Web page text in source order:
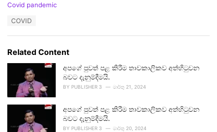
C
o
r
i
Covid pandemic
:
COVID
Related Content
අපගේ පුවත් පළ කිරීම තාවකාලිකව අත්හිටුවන
බවට දැනුම්දීමයි.
BY PUBLISHER 3 මාර්තු 21, 2024
අපගේ පුවත් පළ කිරීම තාවකාලිකව අත්හිටුවන
බවට දැනුම්දීමයි.
BY PUBLISHER 3 මාර්තු 20, 2024